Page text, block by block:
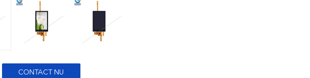
CONTACT NU